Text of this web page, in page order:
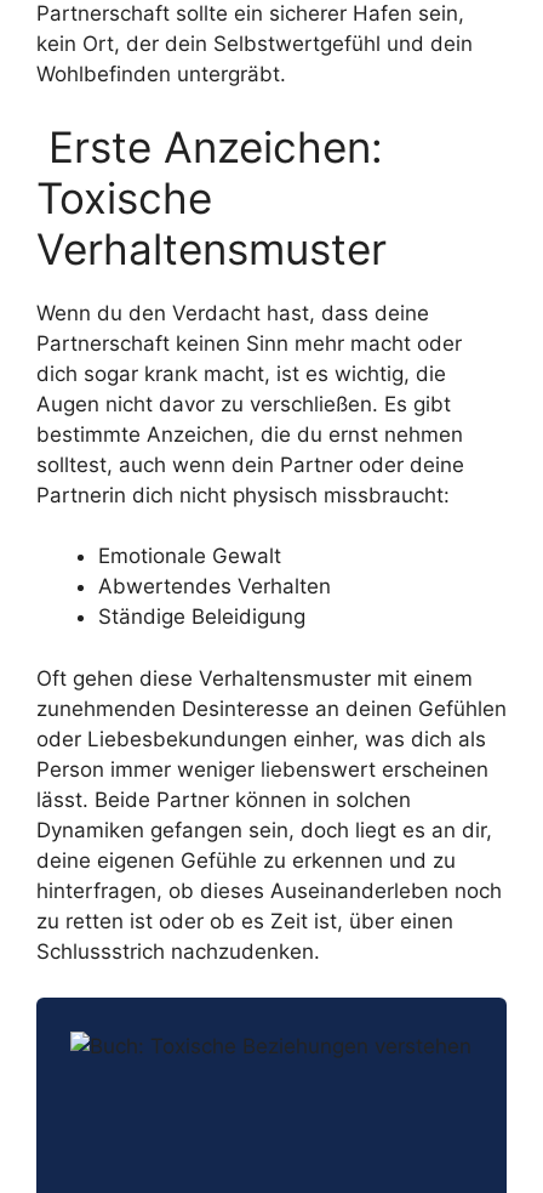
Partnerschaft sollte ein sicherer Hafen sein,
kein Ort, der dein Selbstwertgefühl und dein
Wohlbefinden untergräbt.
Erste Anzeichen:
Toxische
Verhaltensmuster
Wenn du den Verdacht hast, dass deine
Partnerschaft keinen Sinn mehr macht oder
dich sogar krank macht, ist es wichtig, die
Augen nicht davor zu verschließen. Es gibt
bestimmte Anzeichen, die du ernst nehmen
solltest, auch wenn dein Partner oder deine
Partnerin dich nicht physisch missbraucht:
Emotionale Gewalt
Abwertendes Verhalten
Ständige Beleidigung
Oft gehen diese Verhaltensmuster mit einem
zunehmenden Desinteresse an deinen Gefühlen
oder Liebesbekundungen einher, was dich als
Person immer weniger liebenswert erscheinen
lässt. Beide Partner können in solchen
Dynamiken gefangen sein, doch liegt es an dir,
deine eigenen Gefühle zu erkennen und zu
hinterfragen, ob dieses Auseinanderleben noch
zu retten ist oder ob es Zeit ist, über einen
Schlussstrich nachzudenken.